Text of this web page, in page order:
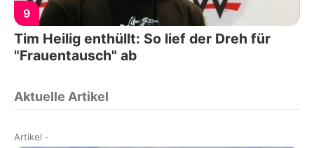
9
Tim Heilig enthüllt: So lief der Dreh für
"Frauentausch" ab
Aktuelle Artikel
Artikel -